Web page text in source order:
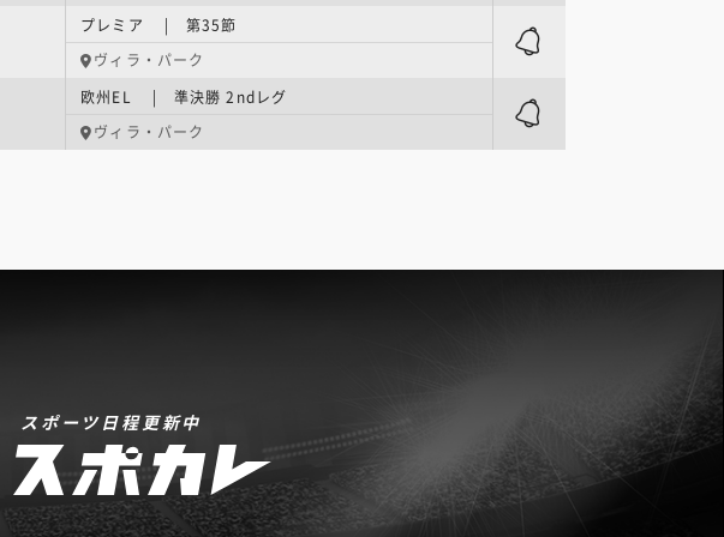
プレミア | 第35節
ヴィラ・パーク
欧州EL | 準決勝 2ndレグ
ヴィラ・パーク
スポーツ日程更新中